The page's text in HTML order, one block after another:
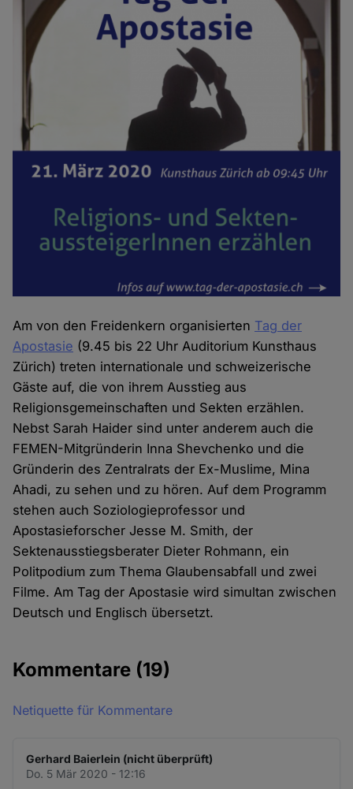
Am von den Freidenkern organisierten Tag der
Apostasie (9.45 bis 22 Uhr Auditorium Kunsthaus
Zürich) treten internationale und schweizerische
Gäste auf, die von ihrem Ausstieg aus
Religionsgemeinschaften und Sekten erzählen.
Nebst Sarah Haider sind unter anderem auch die
FEMEN-Mitgründerin Inna Shevchenko und die
Gründerin des Zentralrats der Ex-Muslime, Mina
Ahadi, zu sehen und zu hören. Auf dem Programm
stehen auch Soziologieprofessor und
Apostasieforscher Jesse M. Smith, der
Sektenausstiegsberater Dieter Rohmann, ein
Politpodium zum Thema Glaubensabfall und zwei
Filme. Am Tag der Apostasie wird simultan zwischen
Deutsch und Englisch übersetzt.
Kommentare (19)
Netiquette für Kommentare
Gerhard Baierlein (nicht überprüft)
Do. 5 Mär 2020 - 12:16